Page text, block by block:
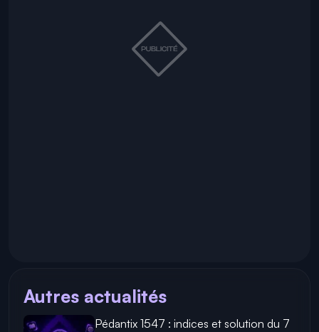
Autres actualités
Pédantix 1547 : indices et solution du 7